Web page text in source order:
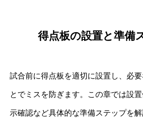
得点板の設置と準備
試合前に得点板を適切に設置し、必
とでミスを防ぎます。この章では設
示確認など具体的な準備ステップを解